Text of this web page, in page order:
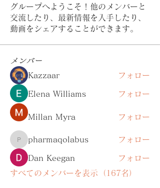
グループへようこそ！他のメンバーと
交流したり、最新情報を入手したり、
動画をシェアすることができます。
メンバー
Kazzaar
フォロー
Elena Williams フォロー
Millan Myra フォロー
pharmaqolabus
pharmaqolabus フォロー
Dan Keegan
フォロー
すべてのメンバーを表示（167名）